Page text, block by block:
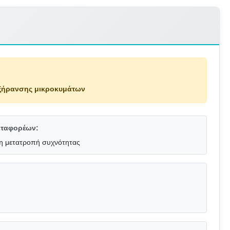
μικροκυμάτων
μετατροπή συχνότητας